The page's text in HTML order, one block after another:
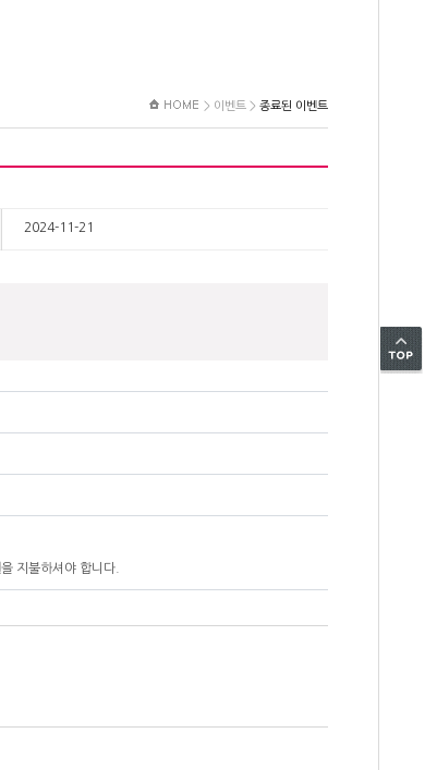
> 이벤트> 종료된 이벤트
2024-11-21
을 지불하셔야 합니다.